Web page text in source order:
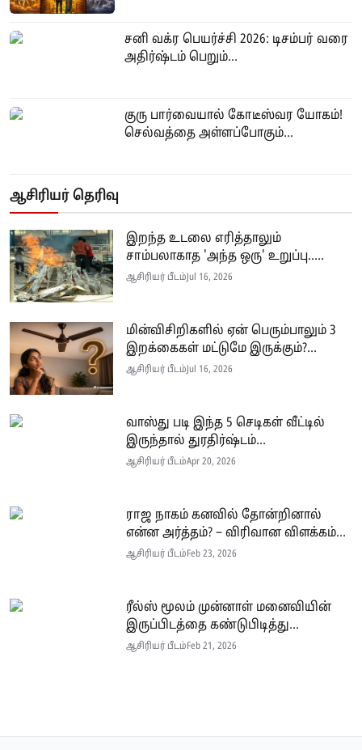
சனி வக்ர பெயர்ச்சி 2026: டிசம்பர் வரை
அதிர்ஷ்டம் பெறும்...
குரு பார்வையால் கோடீஸ்வர யோகம்!
செல்வத்தை அள்ளப்போகும்...
ஆசிரியர் தெரிவு
இறந்த உடலை எரித்தாலும்
சாம்பலாகாத 'அந்த ஒரு' உறுப்பு.....
ஆசிரியர் பீடம் Jul 16, 2026
மின்விசிறிகளில் ஏன் பெரும்பாலும் 3
இறக்கைகள் மட்டுமே இருக்கும்?...
ஆசிரியர் பீடம் Jul 16, 2026
வாஸ்து படி இந்த 5 செடிகள் வீட்டில்
இருந்தால் துரதிர்ஷ்டம்...
ஆசிரியர் பீடம்Apr 20, 2026
ராஜ நாகம் கனவில் தோன்றினால்
என்ன அர்த்தம்? – விரிவான விளக்கம்...
ஆசிரியர் பீடம்Feb 23, 2026
ரீல்ஸ் மூலம் முன்னாள் மனைவியின்
இருப்பிடத்தை கண்டுபிடித்து...
ஆசிரியர் பீடம்Feb 21, 2026